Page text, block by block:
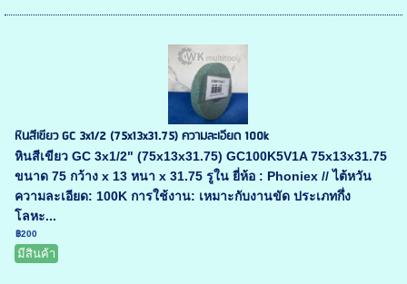
หินสีเขียว GC 3x1/2 (75x13x31.75) ความละเอียด 100k
หินสีเขียว GC 3x1/2" (75x13x31.75) GC100K5V1A 75x13x31.75
ขนาด 75 กว้าง x 13 หนา x 31.75 รูใน ยี่ห้อ : Phoniex // ไต้หวัน
ความละเอียด: 100K การใช้งาน: เหมาะกับงานขัด ประเภทกึ่ง
โลหะ...
฿200
มีสินค้า